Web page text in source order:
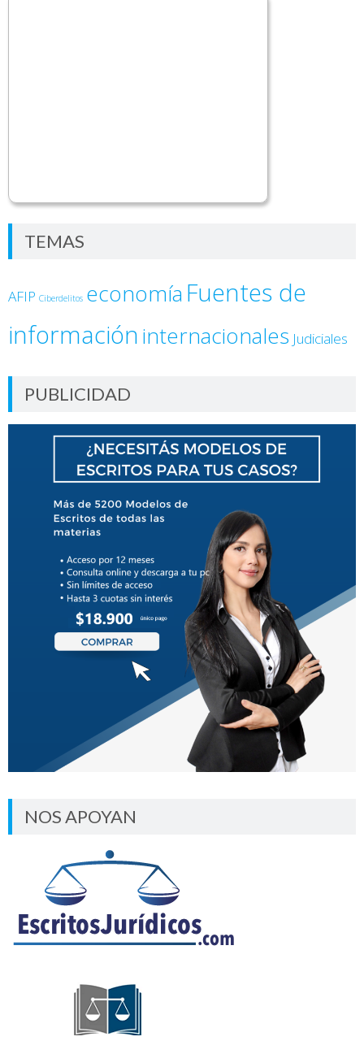
TEMAS
AFIP Ciberdelitos economía Fuentes de
informacióninternacionales Judiciales
PUBLICIDAD
NOS APOYAN